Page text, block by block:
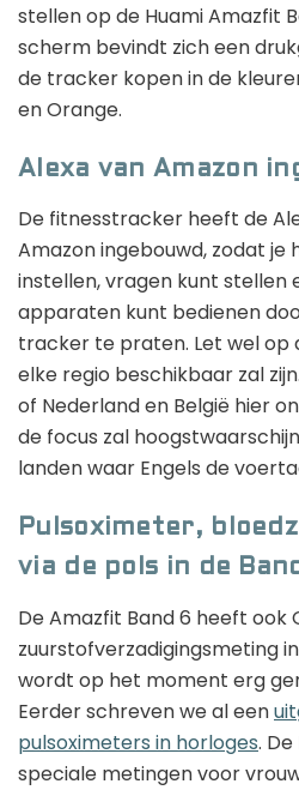
stellen op de Huami Amazfit
scherm bevindt zich een
de tracker kopen in de
en Orange.
Alexa van Amazon
De fitnesstracker heeft de
Amazon ingebouwd, zodat je
instellen, vragen kunt stellen
apparaten kunt bedienen
tracker te praten. Let wel op
elke regio beschikbaar zal
of Nederland en België hier
de focus zal
landen waar Engels de
Pulsoximeter,
via de pols in de
De Amazfit Band 6 heeft ook
zuurstofverzadigingsmeting
wordt op het moment erg
Eerder schreven we al een
pulsoximeters in horloges.
speciale metingen voor